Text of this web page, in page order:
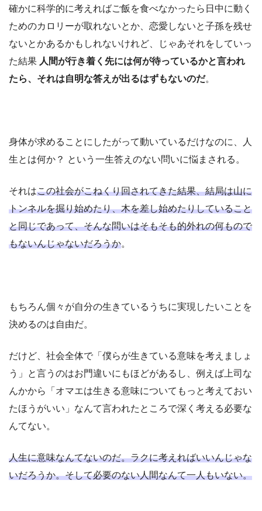
確かに科学的に考えればご飯を食べなかったら日中に動く
ためのカロリーが取れないとか、恋愛しないと子孫を残せ
ないとかあるかもしれないけれど、じゃあそれをしていっ
た結果 人間が行き着く先には何が待っているかと言われ
たら、それは自明な答えが出るはずもないのだ。
身体が求めることにしたがって動いているだけなのに、人
生とは何か？ という一生答えのない問いに悩まされる。
それはこの社会がこねくり回されてきた結果、結局は山に
トンネルを掘り始めたり、木を差し始めたりしていること
と同じであって、そんな問いはそもそも的外れの何もので
もないんじゃないだろうか。
もちろん個々が自分の生きているうちに実現したいことを
決めるのは自由だ。
だけど、社会全体で「僕らが生きている意味を考えましょ
う」と言うのはお門違いにもほどがあるし、例えば上司な
んかから「オマエは生きる意味についてもっと考えておい
たほうがいい」なんて言われたところで深く考える必要な
んてない。
人生に意味なんてないのだ。ラクに考えればいいんじゃな
いだろうか。そして必要のない人間なんて一人もいない。